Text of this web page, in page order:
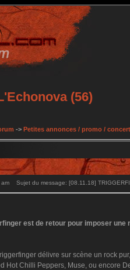
(56)
-> Petites annonces / promo /
am Sujet du message: [08.11.18]
est de retour pour imposer une
délivre sur scène un rock
Hot Chilli Peppers, Muse, ou encore